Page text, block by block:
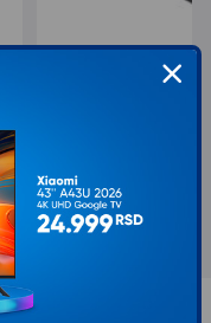
HAVIT PowerBank